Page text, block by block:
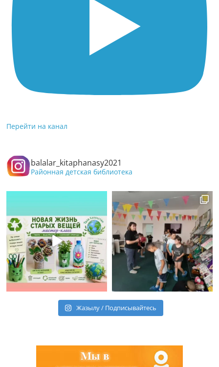
Перейти на канал
balalar_kitaphanasy2021
Районная детская библиотека
Жазылу / Подписывайтесь